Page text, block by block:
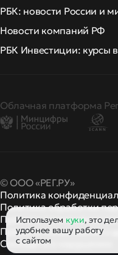
РБК: новости России и
Новости компаний РФ
РБК Инвестиции: курсы
Облачная платформа
© ООО «РЕГ.РУ»
Политика
Политика обработки
Правила применения
Правила пользованияи
Сообщить о нарушении
Используем куки, это
удобнее вашу работу
с сайтом